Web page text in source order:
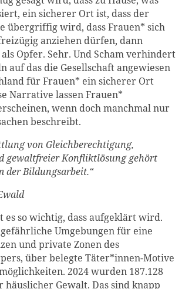
ein sicherer Ort ist, dass der
übergriffig wird, dass Frauen* sich
anziehen dürfen, dann
Opfer. Sehr. Und Scham verhindert
auf das die Gesellschaft angewiesen
für Frauen* ein sicherer Ort
Narrative lassen Frauen*
wenn doch manchmal nur
beschreibt.
von Gleichberechtigung,
gewaltfreier Konfliktlösung gehört
der Bildungsarbeit.“
es so wichtig, dass aufgeklärt wird.
Umgebungen für eine
und private Zonen des
über belegte Täter*innen-Motive
2024 wurden 187.128
häuslicher Gewalt. Das sind knapp